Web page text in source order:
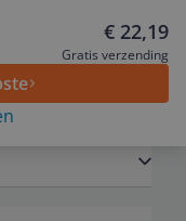
€ 22,19
Gratis verzending